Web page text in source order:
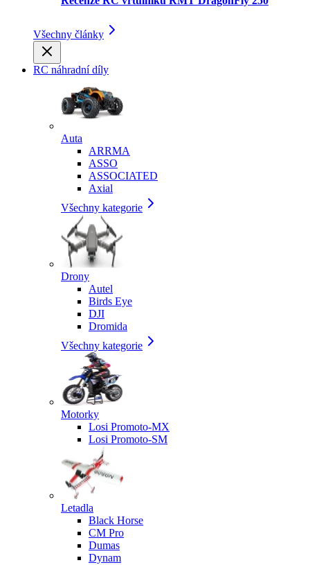
Všechny články
RC náhradní díly
Auta
ARRMA
ASSO
ASSOCIATED
Axial
Všechny kategorie
Drony
Autel
Birds Eye
DJI
Dromida
Všechny kategorie
Motorky
Losi Promoto-MX
Losi Promoto-SM
Letadla
Black Horse
CM Pro
Dumas
Dynam